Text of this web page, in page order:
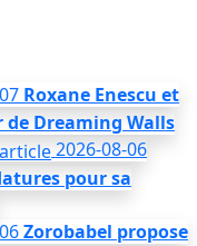
Roxane Enescu et
Dreaming Walls
2026-08-06
pour sa
Zorobabel propose